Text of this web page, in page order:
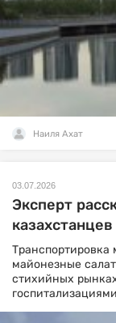
Наиля Ахат
03.07.2026
Эксперт
Транспортировка
майонезные
стихийных
госпитализациями.